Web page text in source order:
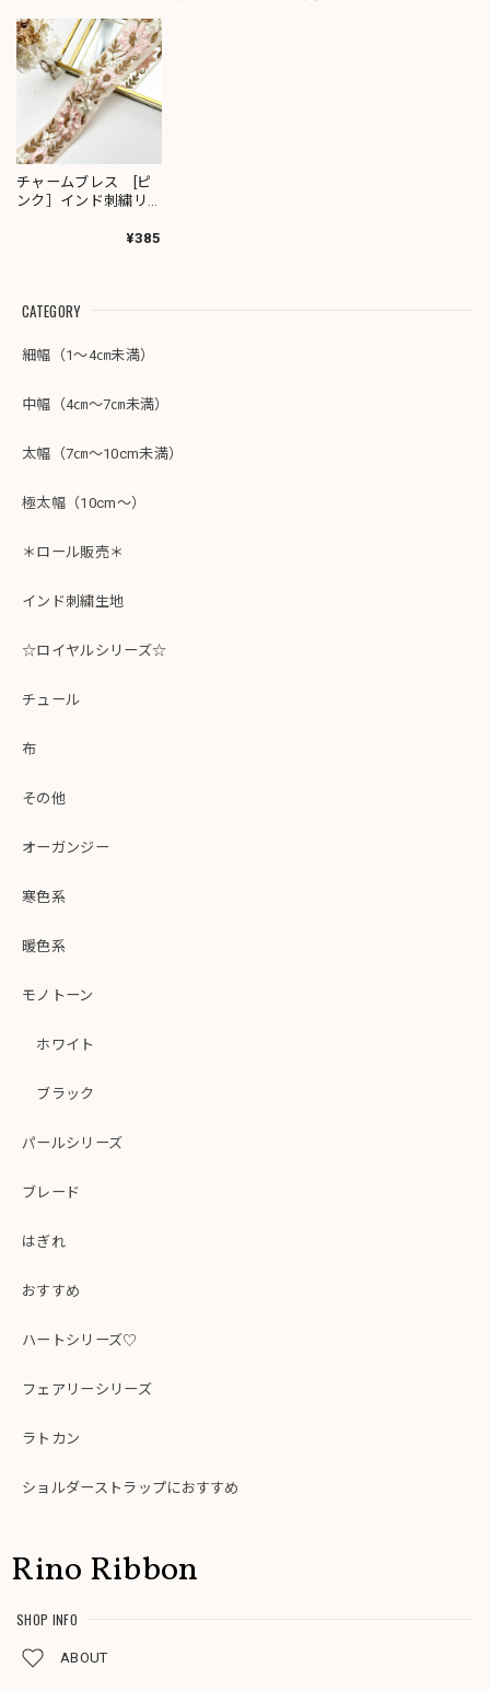
チャームブレス [ピ
ンク］インド刺繍リ
¥385
CATEGORY
細幅（1～4㎝未満）
中幅（4㎝～7㎝未満）
太幅（7㎝～10cm未満）
極太幅（10cm～）
＊ロール販売＊
インド刺繍生地
☆ロイヤルシリーズ☆
チュール
布
その他
オーガンジー
寒色系
暖色系
モノトーン
ホワイト
ブラック
パールシリーズ
ブレード
はぎれ
おすすめ
ハートシリーズ♡
フェアリーシリーズ
ラトカン
ショルダーストラップにおすすめ
Rino Ribbon
SHOP INFO
ABOUT